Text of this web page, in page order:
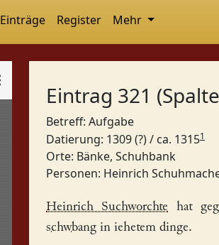
Einträge Register Mehr
Eintrag 321
Betreff: Aufgabe
Datierung: 1309 (?) / ca. 13151
Orte: Bänke, Schuhbank
Personen: Heinrich
Heinrich Suchworchte hat
schwbang in iehetem dinge.